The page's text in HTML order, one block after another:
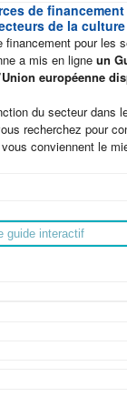
de financement
de la
pour les
a mis en ligneun
européenne
du secteur dans
recherchez pour
conviennent le
guide interactif